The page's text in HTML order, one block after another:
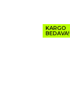
KARGO
BEDAVA!